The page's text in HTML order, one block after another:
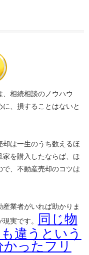
相続相談のノウハウ
、損することはないと
却は一生のうち数えるほ
家を購入したならば、ほ
、不動産売却のコツは
業者がいれば助かりま
実です。
同じ物
違うという
ったフリ